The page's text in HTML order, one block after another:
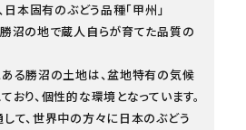
本固有のぶどう品種「甲州」
沼の地で蔵人自らが育てた品質の
る勝沼の土地は、盆地特有の気候
おり、個性的な環境となっています。
て、世界中の方々に日本のぶどう